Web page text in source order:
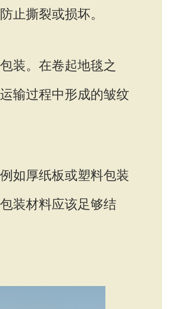
止撕裂或损坏。
装。在卷起地毯之
输过程中形成的皱纹
如厚纸板或塑料包装
装材料应该足够结